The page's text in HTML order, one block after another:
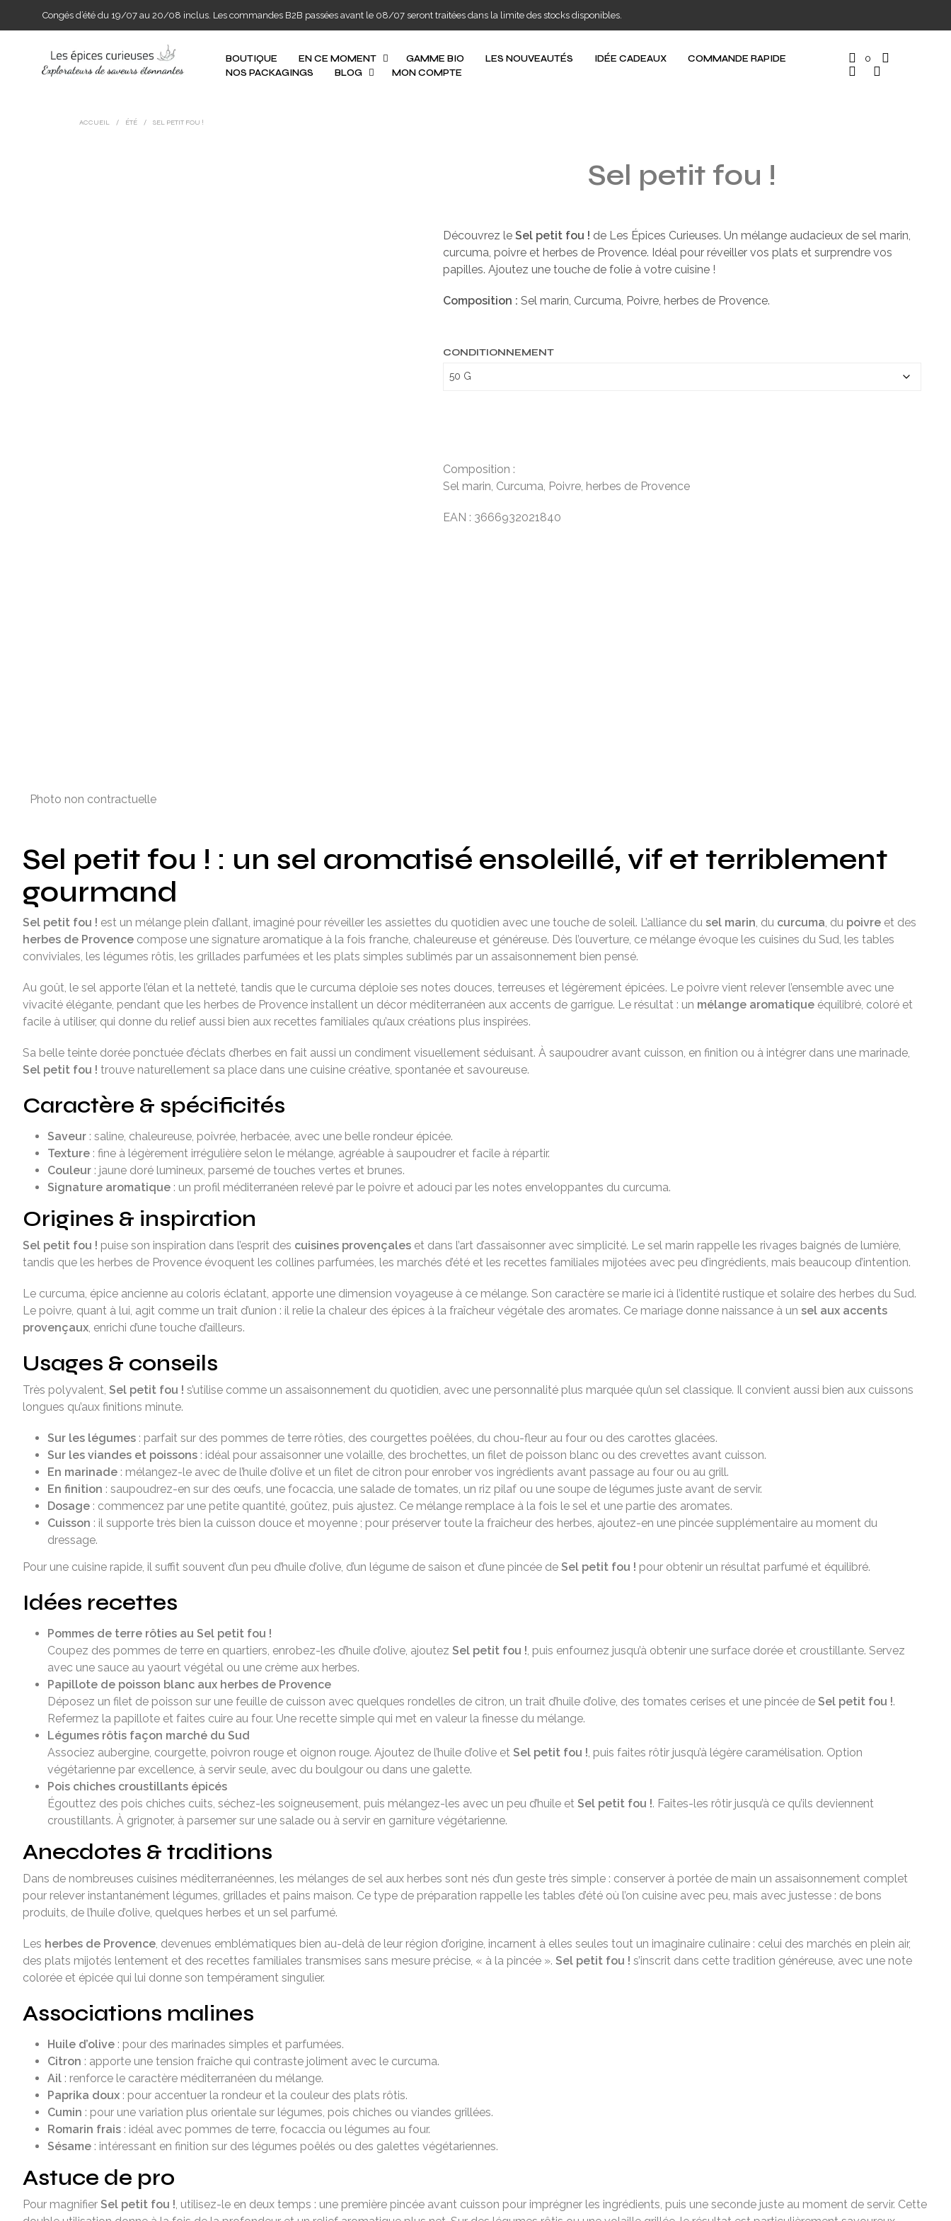
Congés d’été du 19/07 au 20/08 inclus. Les commandes B2B passées avant le 08/07 seront traitées dans la limite des stocks disponibles.
BOUTIQUE EN CE MOMENT GAMME BIO LES NOUVEAUTÉS IDÉE CADEAUX
COMMANDE RAPIDE
NOS PACKAGINGS
BLOG MON COMPTE
0
ACCUEIL / ÉTÉ / SEL PETIT FOU !
Photo non contractuelle
Sel petit fou !
Découvrez le Sel petit fou ! de Les Épices Curieuses. Un mélange audacieux de sel marin,
curcuma, poivre et herbes de Provence. Idéal pour réveiller vos plats et surprendre vos
papilles. Ajoutez une touche de folie à votre cuisine !
Composition : Sel marin, Curcuma, Poivre, herbes de Provence.
CONDITIONNEMENT
Composition :
Sel marin, Curcuma, Poivre, herbes de Provence
EAN : 3666932021840
Sel petit fou ! : un sel aromatisé ensoleillé, vif et terriblement
gourmand
Sel petit fou ! est un mélange plein d’allant, imaginé pour réveiller les assiettes du quotidien avec une touche de soleil. L’alliance du sel marin , du curcuma , du poivre et des
herbes de Provence compose une signature aromatique à la fois franche, chaleureuse et généreuse. Dès l’ouverture, ce mélange évoque les cuisines du Sud, les tables
conviviales, les légumes rôtis, les grillades parfumées et les plats simples sublimés par un assaisonnement bien pensé.
Au goût, le sel apporte l’élan et la netteté, tandis que le curcuma déploie ses notes douces, terreuses et légèrement épicées. Le poivre vient relever l’ensemble avec une
vivacité élégante, pendant que les herbes de Provence installent un décor méditerranéen aux accents de garrigue. Le résultat : un mélange aromatique équilibré, coloré et
facile à utiliser, qui donne du relief aussi bien aux recettes familiales qu’aux créations plus inspirées.
Sa belle teinte dorée ponctuée d’éclats d’herbes en fait aussi un condiment visuellement séduisant. À saupoudrer avant cuisson, en finition ou à intégrer dans une marinade,
Sel petit fou ! trouve naturellement sa place dans une cuisine créative, spontanée et savoureuse.
Caractère & spécificités
Saveur : saline, chaleureuse, poivrée, herbacée, avec une belle rondeur épicée.
Texture : fine à légèrement irrégulière selon le mélange, agréable à saupoudrer et facile à répartir.
Couleur : jaune doré lumineux, parsemé de touches vertes et brunes.
Signature aromatique : un profil méditerranéen relevé par le poivre et adouci par les notes enveloppantes du curcuma.
Origines & inspiration
Sel petit fou ! puise son inspiration dans l’esprit des cuisines provençales et dans l’art d’assaisonner avec simplicité. Le sel marin rappelle les rivages baignés de lumière,
tandis que les herbes de Provence évoquent les collines parfumées, les marchés d’été et les recettes familiales mijotées avec peu d’ingrédients, mais beaucoup d’intention.
Le curcuma, épice ancienne au coloris éclatant, apporte une dimension voyageuse à ce mélange. Son caractère se marie ici à l’identité rustique et solaire des herbes du Sud.
Le poivre, quant à lui, agit comme un trait d’union : il relie la chaleur des épices à la fraîcheur végétale des aromates. Ce mariage donne naissance à un sel aux accents
provençaux , enrichi d’une touche d’ailleurs.
Usages & conseils
Très polyvalent, Sel petit fou ! s’utilise comme un assaisonnement du quotidien, avec une personnalité plus marquée qu’un sel classique. Il convient aussi bien aux cuissons
longues qu’aux finitions minute.
Sur les légumes : parfait sur des pommes de terre rôties, des courgettes poêlées, du chou-fleur au four ou des carottes glacées.
Sur les viandes et poissons : idéal pour assaisonner une volaille, des brochettes, un filet de poisson blanc ou des crevettes avant cuisson.
En marinade : mélangez-le avec de l’huile d’olive et un filet de citron pour enrober vos ingrédients avant passage au four ou au grill.
En finition : saupoudrez-en sur des œufs, une focaccia, une salade de tomates, un riz pilaf ou une soupe de légumes juste avant de servir.
Dosage : commencez par une petite quantité, goûtez, puis ajustez. Ce mélange remplace à la fois le sel et une partie des aromates.
Cuisson : il supporte très bien la cuisson douce et moyenne ; pour préserver toute la fraîcheur des herbes, ajoutez-en une pincée supplémentaire au moment du
dressage.
Pour une cuisine rapide, il suffit souvent d’un peu d’huile d’olive, d’un légume de saison et d’une pincée de Sel petit fou ! pour obtenir un résultat parfumé et équilibré.
Idées recettes
Pommes de terre rôties au Sel petit fou !
Coupez des pommes de terre en quartiers, enrobez-les d’huile d’olive, ajoutez Sel petit fou ! , puis enfournez jusqu’à obtenir une surface dorée et croustillante. Servez
avec une sauce au yaourt végétal ou une crème aux herbes.
Papillote de poisson blanc aux herbes de Provence
Déposez un filet de poisson sur une feuille de cuisson avec quelques rondelles de citron, un trait d’huile d’olive, des tomates cerises et une pincée de Sel petit fou !.
Refermez la papillote et faites cuire au four. Une recette simple qui met en valeur la finesse du mélange.
Légumes rôtis façon marché du Sud
Associez aubergine, courgette, poivron rouge et oignon rouge. Ajoutez de l’huile d’olive et Sel petit fou ! , puis faites rôtir jusqu’à légère caramélisation. Option
végétarienne par excellence, à servir seule, avec du boulgour ou dans une galette.
Pois chiches croustillants épicés
Égouttez des pois chiches cuits, séchez-les soigneusement, puis mélangez-les avec un peu d’huile et Sel petit fou !. Faites-les rôtir jusqu’à ce qu’ils deviennent
croustillants. À grignoter, à parsemer sur une salade ou à servir en garniture végétarienne.
Anecdotes & traditions
Dans de nombreuses cuisines méditerranéennes, les mélanges de sel aux herbes sont nés d’un geste très simple : conserver à portée de main un assaisonnement complet
pour relever instantanément légumes, grillades et pains maison. Ce type de préparation rappelle les tables d’été où l’on cuisine avec peu, mais avec justesse : de bons
produits, de l’huile d’olive, quelques herbes et un sel parfumé.
Les herbes de Provence , devenues emblématiques bien au-delà de leur région d’origine, incarnent à elles seules tout un imaginaire culinaire : celui des marchés en plein air,
des plats mijotés lentement et des recettes familiales transmises sans mesure précise, « à la pincée ». Sel petit fou ! s’inscrit dans cette tradition généreuse, avec une note
colorée et épicée qui lui donne son tempérament singulier.
Associations malines
Huile d’olive : pour des marinades simples et parfumées.
Citron : apporte une tension fraîche qui contraste joliment avec le curcuma.
Ail : renforce le caractère méditerranéen du mélange.
Paprika doux : pour accentuer la rondeur et la couleur des plats rôtis.
Cumin : pour une variation plus orientale sur légumes, pois chiches ou viandes grillées.
Romarin frais : idéal avec pommes de terre, focaccia ou légumes au four.
Sésame : intéressant en finition sur des légumes poêlés ou des galettes végétariennes.
Astuce de pro
Pour magnifier Sel petit fou ! , utilisez-le en deux temps : une première pincée avant cuisson pour imprégner les ingrédients, puis une seconde juste au moment de servir. Cette